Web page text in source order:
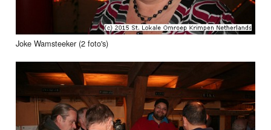
Joke Wamsteeker (2 foto's)